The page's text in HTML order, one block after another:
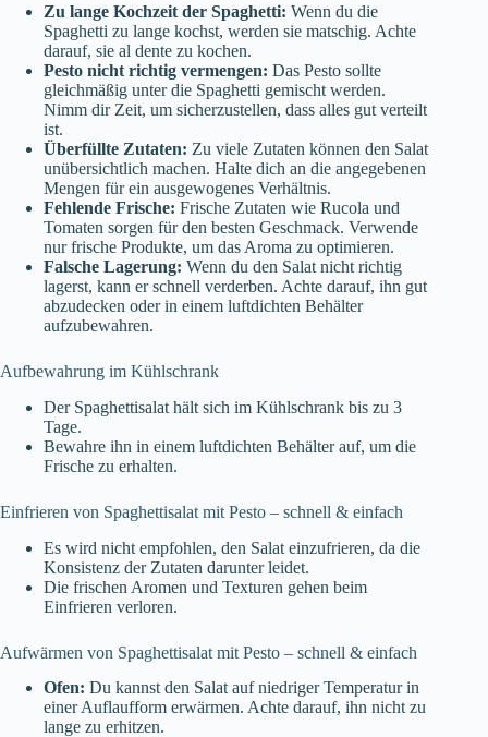
Zu lange Kochzeit der Spaghetti: Wenn du die
Spaghetti zu lange kochst, werden sie matschig. Achte
darauf, sie al dente zu kochen.
Pesto nicht richtig vermengen: Das Pesto sollte
gleichmäßig unter die Spaghetti gemischt werden.
Nimm dir Zeit, um sicherzustellen, dass alles gut verteilt
ist.
Überfüllte Zutaten: Zu viele Zutaten können den Salat
unübersichtlich machen. Halte dich an die angegebenen
Mengen für ein ausgewogenes Verhältnis.
Fehlende Frische: Frische Zutaten wie Rucola und
Tomaten sorgen für den besten Geschmack. Verwende
nur frische Produkte, um das Aroma zu optimieren.
Falsche Lagerung: Wenn du den Salat nicht richtig
lagerst, kann er schnell verderben. Achte darauf, ihn gut
abzudecken oder in einem luftdichten Behälter
aufzubewahren.
Aufbewahrung im Kühlschrank
Der Spaghettisalat hält sich im Kühlschrank bis zu 3
Tage.
Bewahre ihn in einem luftdichten Behälter auf, um die
Frische zu erhalten.
Einfrieren von Spaghettisalat mit Pesto – schnell & einfach
Es wird nicht empfohlen, den Salat einzufrieren, da die
Konsistenz der Zutaten darunter leidet.
Die frischen Aromen und Texturen gehen beim
Einfrieren verloren.
Aufwärmen von Spaghettisalat mit Pesto – schnell & einfach
Ofen: Du kannst den Salat auf niedriger Temperatur in
einer Auflaufform erwärmen. Achte darauf, ihn nicht zu
lange zu erhitzen.